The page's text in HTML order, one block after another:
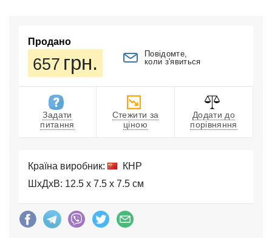
Продано
657 грн.
Повідомте,
коли з'явиться
Задати
питання
Стежити за
ціною
Додати до
порівняння
Країна виробник:
КНР
ШхДхВ: 12.5 x 7.5 x 7.5 см